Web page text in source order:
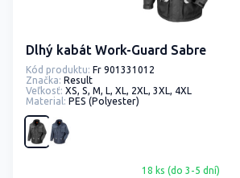
Dlhý kabát Work-Guard Sabre
Kód produktu: Fr 901331012
Značka: Result
Veľkosť: XS, S, M, L, XL, 2XL, 3XL, 4XL
Material: PES (Polyester)
18 ks (do 3-5 dní)